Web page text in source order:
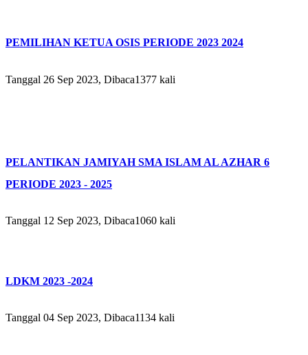
PEMILIHAN KETUA OSIS PERIODE 2023 2024
Tanggal 26 Sep 2023, Dibaca1377 kali
PELANTIKAN JAMIYAH SMA ISLAM AL AZHAR 6
PERIODE 2023 - 2025
Tanggal 12 Sep 2023, Dibaca1060 kali
LDKM 2023 -2024
Tanggal 04 Sep 2023, Dibaca1134 kali